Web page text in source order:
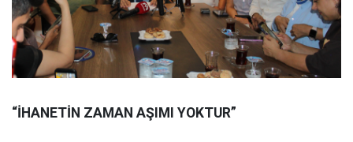
“İHANETİN ZAMAN AŞIMI YOKTUR”